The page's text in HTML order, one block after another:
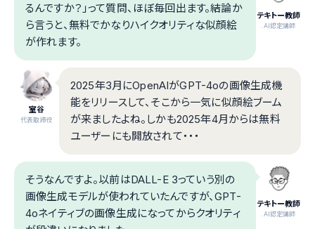
テキトー教師
.AI認定講師
るんですか？」って質問、ほぼ毎回出ます。結論か
ら言うと、無料でかなりハイクオリティな似顔絵
が作れます。
室谷
代表取締役
2025年3月にOpenAIがGPT-4oの画像生成機
能をリリースして、そこから一気に似顔絵ブーム
が来ましたよね。しかも2025年4月からは無料
ユーザーにも開放されて・・・
テキトー教師
.AI認定講師
そうなんですよ。以前はDALL-E 3っていう別の
画像生成モデルが使われていたんですが、GPT-
4oネイティブの画像生成になってからクオリティ